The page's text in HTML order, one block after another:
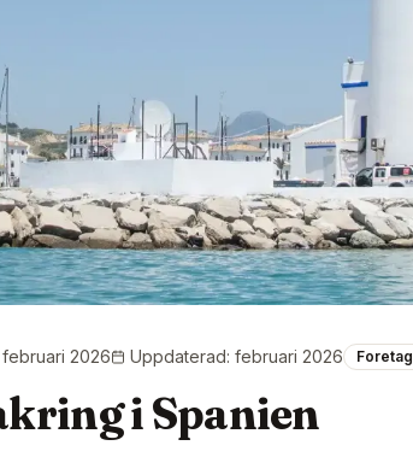
februari 2026 Uppdaterad:februari 2026 Foretag
i Spanien